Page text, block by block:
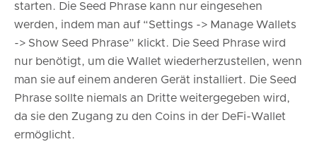
starten. Die Seed Phrase kann nur eingesehen
werden, indem man auf “Settings -> Manage Wallets
-> Show Seed Phrase” klickt. Die Seed Phrase wird
nur benötigt, um die Wallet wiederherzustellen, wenn
man sie auf einem anderen Gerät installiert. Die Seed
Phrase sollte niemals an Dritte weitergegeben wird,
da sie den Zugang zu den Coins in der DeFi-Wallet
ermöglicht.